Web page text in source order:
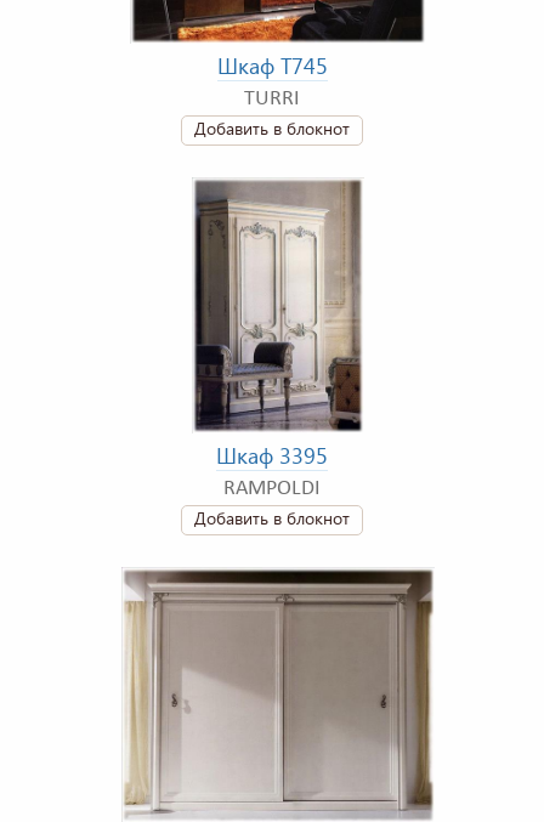
Шкаф T745
TURRI
Добавить в блокнот
Шкаф 3395
RAMPOLDI
Добавить в блокнот